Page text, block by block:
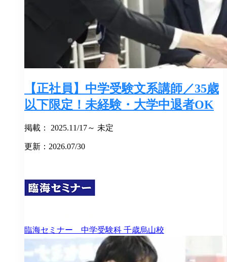
【正社員】中学受験文系講師／35歳
以下限定！未経験・大学中退者OK
掲載： 2025.11/17～ 未定
更新：2026.07/30
臨海セミナー 中学受験科 千歳烏山校